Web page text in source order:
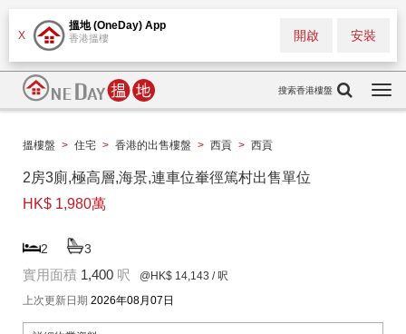
X
搵地 (OneDay) App
香港搵樓 安裝
開啟
搜索香港樓盤
搵樓盤 > 住宅 > 香港的出售樓盤 > 西貢 > 西貢
2房3廁,極高層,海景,連車位輋徑篤村出售單位
HK$ 1,980萬
2 3
實用面積 1,400 呎 @HK$ 14,143 / 呎
上次更新日期 2026年08月07日